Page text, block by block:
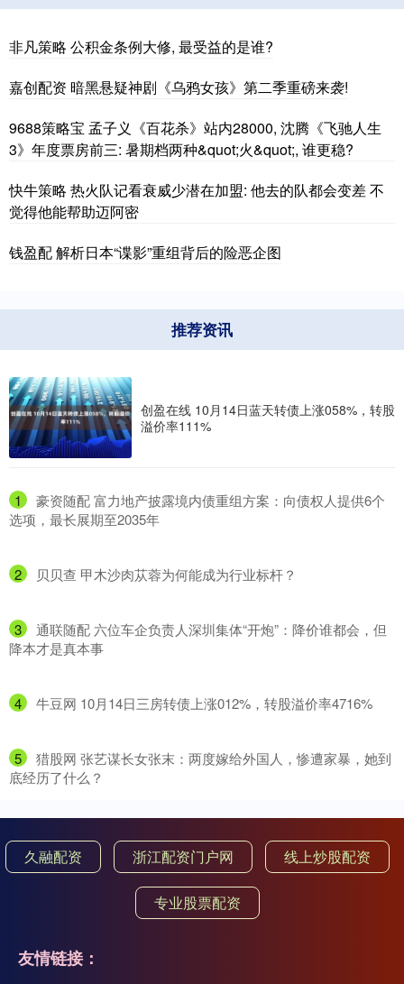
非凡策略 公积金条例大修, 最受益的是谁?
嘉创配资 暗黑悬疑神剧《乌鸦女孩》第二季重磅来袭!
9688策略宝 孟子义《百花杀》站内28000, 沈腾《飞驰人生
3》年度票房前三: 暑期档两种&quot;火&quot;, 谁更稳?
快牛策略 热火队记看衰威少潜在加盟: 他去的队都会变差 不
觉得他能帮助迈阿密
钱盈配 解析日本“谍影”重组背后的险恶企图
推荐资讯
创盈在线 10月14日蓝天转债上涨058%，转股
溢价率111%
1
​豪资随配 富力地产披露境内债重组方案：向债权人提供6个
选项，最长展期至2035年
2 ​贝贝查 甲木沙肉苁蓉为何能成为行业标杆？
3
​通联随配 六位车企负责人深圳集体“开炮”：降价谁都会，但
降本才是真本事
4 ​牛豆网 10月14日三房转债上涨012%，转股溢价率4716%
5
​猎股网 张艺谋长女张末：两度嫁给外国人，惨遭家暴，她到
底经历了什么？
久融配资 浙江配资门户网 线上炒股配资
专业股票配资
友情链接：